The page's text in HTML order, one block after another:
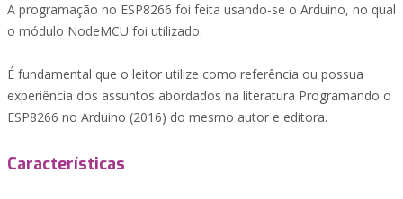
A programação no ESP8266 foi feita usando-se o Arduino, no qual
o módulo NodeMCU foi utilizado.
É fundamental que o leitor utilize como referência ou possua
experiência dos assuntos abordados na literatura Programando o
ESP8266 no Arduino (2016) do mesmo autor e editora.
Características